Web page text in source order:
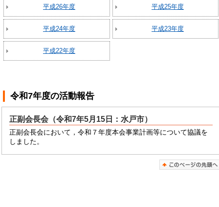
平成26年度 平成25年度
平成24年度 平成23年度
平成22年度
令和7年度の活動報告
正副会長会（令和7年5月15日：水戸市）
正副会長会において，令和７年度本会事業計画等について協議を
しました。